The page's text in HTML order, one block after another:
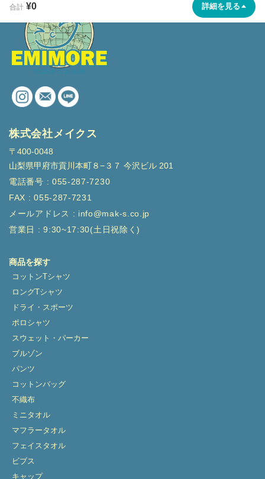
合計 ¥0 詳細を見る
株式会社メイクス
〒400-0048
山梨県甲府市貢川本町８−３７ 今沢ビル 201
電話番号 : 055-287-7230
FAX : 055-287-7231
メールアドレス : info@mak-s.co.jp
営業日 : 9:30~17:30(土日祝除く)
商品を探す
コットンTシャツ
ロングTシャツ
ドライ・スポーツ
ポロシャツ
スウェット・パーカー
ブルゾン
パンツ
コットンバッグ
不織布
ミニタオル
マフラータオル
フェイスタオル
ビブス
キャップ